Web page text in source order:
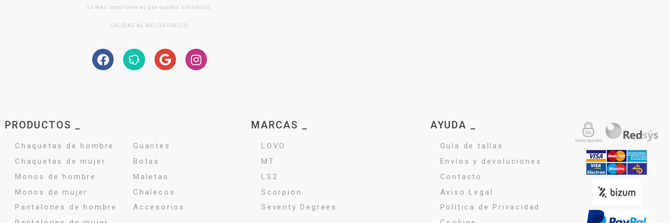
Lo mas importante es que quedes satisfecho.
CALIDAD AL MEJOR PRECIO.
PRODUCTOS _
Chaquetas de hombre
Chaquetas de mujer
Monos de hombre
Monos de mujer
Pantalones de hombre
Guantes
Botas
Maletas
Chalecos
Accesorios
MARCAS _
LOVO
MT
LS2
Scorpion
Seventy Degrees
AYUDA _
Guía de tallas
Envíos y devoluciones
Contacto
Aviso Legal
Política de Privacidad